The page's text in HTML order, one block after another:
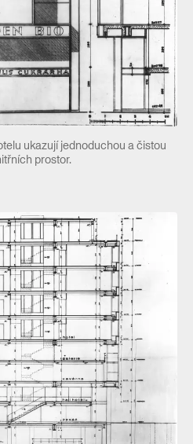
ukazují jednoduchou a čistou
prostor.